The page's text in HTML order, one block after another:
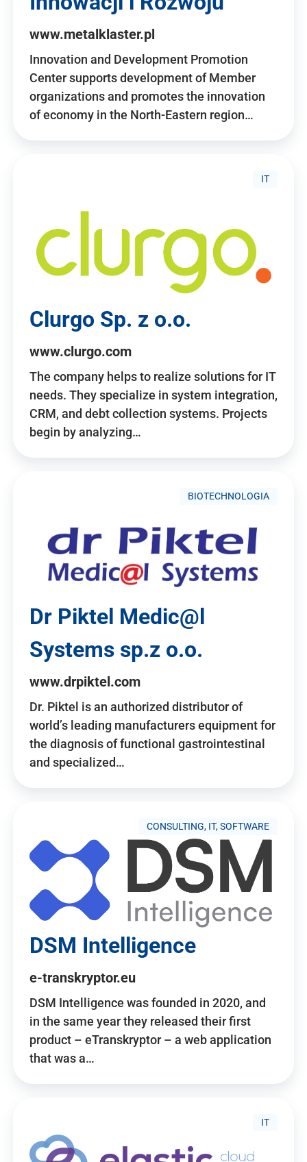
www.metalklaster.pl
Innovation and Development Promotion
Center supports development of Member
organizations and promotes the innovation
of economy in the North-Eastern region…
IT
Clurgo Sp. z o.o.
www.clurgo.com
The company helps to realize solutions for IT
needs. They specialize in system integration,
CRM, and debt collection systems. Projects
begin by analyzing…
BIOTECHNOLOGIA
Dr Piktel Medic@l
Systems sp.z o.o.
www.drpiktel.com
Dr. Piktel is an authorized distributor of
world’s leading manufacturers equipment for
the diagnosis of functional gastrointestinal
and specialized…
CONSULTING, IT, SOFTWARE
DSM Intelligence
e-transkryptor.eu
DSM Intelligence was founded in 2020, and
in the same year they released their first
product – eTranskryptor – a web application
that was a…
IT